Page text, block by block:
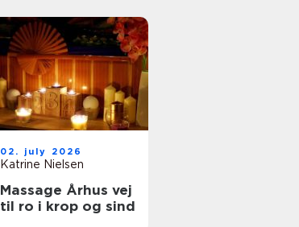
02. july 2026
Katrine Nielsen
Massage Århus vej
til ro i krop og sind